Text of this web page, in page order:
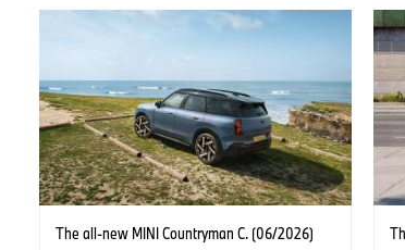
The all-new MINI Countryman C. (06/2026)